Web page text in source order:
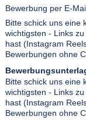
Bewerbung per E-
Bitte schick uns eine
wichtigsten - Links
hast (Instagram
Bewerbungen ohne
Bitte schick uns eine
wichtigsten - Links
hast (Instagram
Bewerbungen ohne